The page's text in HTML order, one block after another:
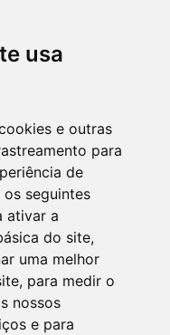
usa
e outras
para
de
seguintes
ativar a
do site,
uma melhor
, para medir o
nossos
e para
SUL
de segunda a
das 7h às 13h
Bom